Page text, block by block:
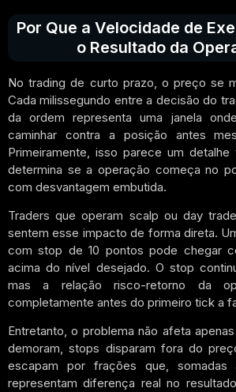
Por Que a Velocidade de
o Resultado da
No trading de curto prazo, o preço se
Cada milissegundo entre a decisão do
da ordem representa uma janela
caminhar contra a posição antes
Primeiramente, isso parece um detalhe
determina se a operação começa no
com desvantagem embutida.
Traders que operam scalp ou day
sentem esse impacto de forma direta.
com stop de 10 pontos pode chegar
acima do nível desejado. O stop
mas a relação risco-retorno da
completamente antes do primeiro tick a
Entretanto, o problema não afeta
demoram, stops disparam fora do
escapam por frações que,
representam diferença real no